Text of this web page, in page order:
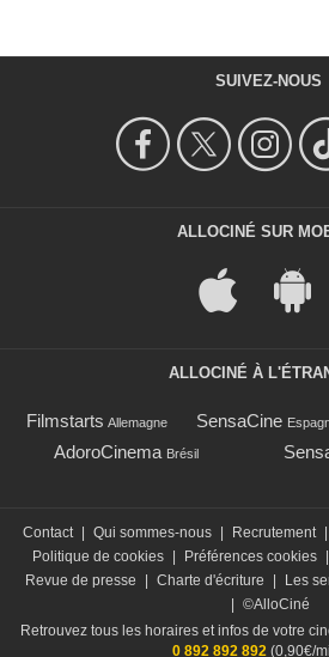
SUIVEZ-NOUS
ALLOCINÉ SUR
ALLOCINÉ À
Filmstarts Allemagne SensaCine
AdoroCinema Brésil
Contact Qui sommes-nous Recrutement
Politique de cookies
Préférences cookies
Revue de presse
Charte d'écriture Les
©AlloCiné
Retrouvez tous les horaires et infos de votre
0 892 892 892(0,90€/